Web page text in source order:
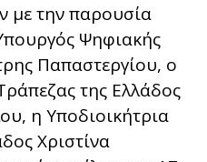
με την παρουσία
Ψηφιακής
Παπαστεργίου, ο
της Ελλάδος
η Υποδιοικήτρια
Χριστίνα